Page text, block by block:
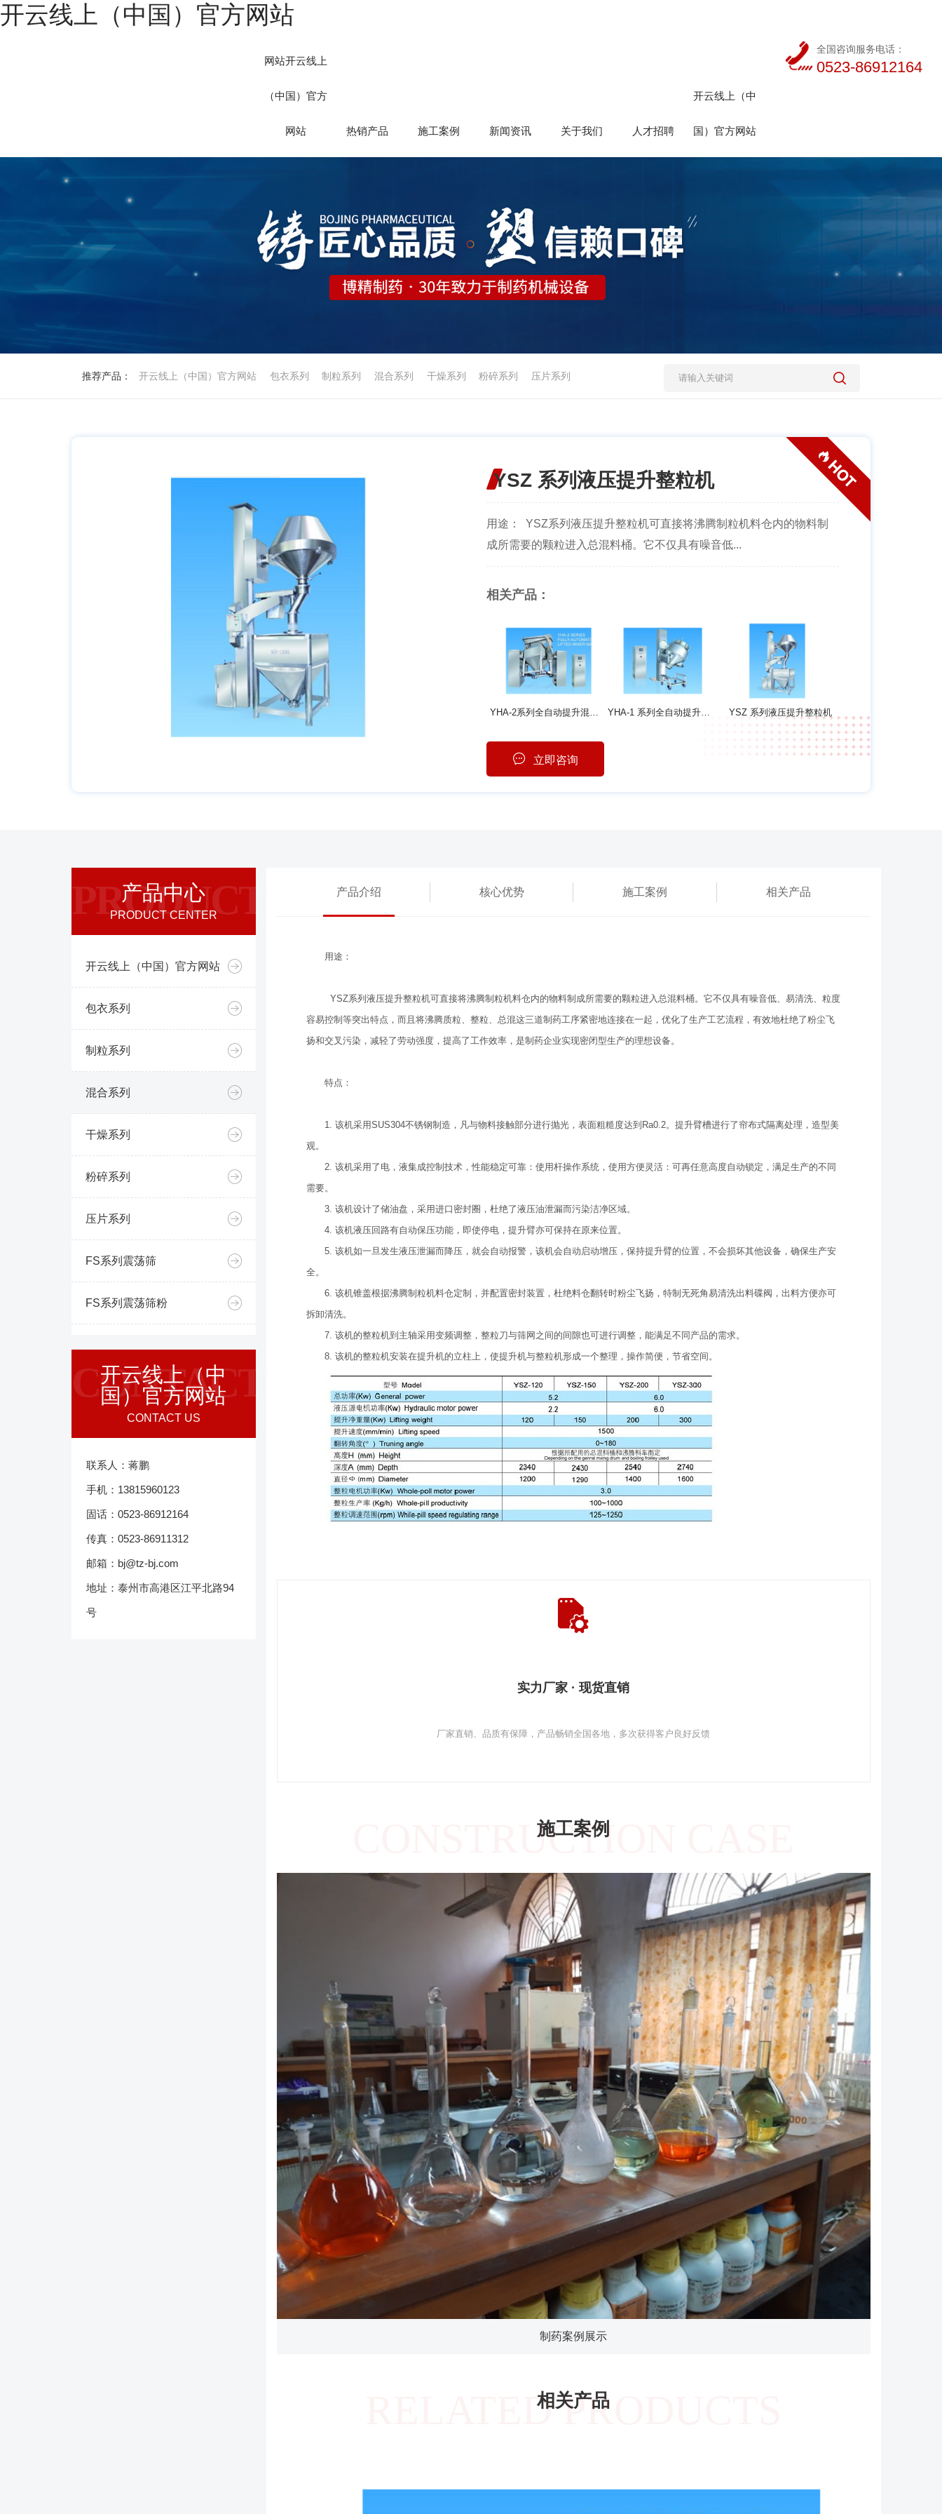
开云线上（中国）官方网站
网站开云线上
（中国）官方
网站 热销产品 施工案例 新闻资讯 关于我们 人才招聘
开云线上（中
国）官方网站
全国咨询服务电话：
0523-86912164
推荐产品： 开云线上（中国）官方网站 包衣系列 制粒系列 混合系列 干燥系列 粉碎系列 压片系列
YSZ 系列液压提升整粒机
用途： YSZ系列液压提升整粒机可直接将沸腾制粒机料仓内的物料制
成所需要的颗粒进入总混料桶。它不仅具有噪音低...
相关产品：
YHA-2系列全自动提升混合机 YHA-1 系列全自动提升混合机 YSZ 系列液压提升整粒机
立即咨询
产品中心
PRODUCT CENTER
PRODUCT
开云线上（中国）官方网站
包衣系列
制粒系列
混合系列
干燥系列
粉碎系列
压片系列
FS系列震荡筛
FS系列震荡筛粉
开云线上（中
国）官方网站
CONTACT US
CONTACT
联系人：蒋鹏
手机：13815960123
固话：0523-86912164
传真：0523-86911312
邮箱：bj@tz-bj.com
地址：泰州市高港区江平北路94
号
产品介绍 核心优势 施工案例 相关产品
用途：
YSZ系列液压提升整粒机可直接将沸腾制粒机料仓内的物料制成所需要的颗粒进入总混料桶。它不仅具有噪音低、易清洗、粒度
容易控制等突出特点，而且将沸腾质粒、整粒、总混这三道制药工序紧密地连接在一起，优化了生产工艺流程，有效地杜绝了粉尘飞
扬和交叉污染，减轻了劳动强度，提高了工作效率，是制药企业实现密闭型生产的理想设备。
特点：
1. 该机采用SUS304不锈钢制造，凡与物料接触部分进行抛光，表面粗糙度达到Ra0.2。提升臂槽进行了帘布式隔离处理，造型美
观。
2. 该机采用了电，液集成控制技术，性能稳定可靠：使用杆操作系统，使用方便灵活：可再任意高度自动锁定，满足生产的不同
需要。
3. 该机设计了储油盘，采用进口密封圈，杜绝了液压油泄漏而污染洁净区域。
4. 该机液压回路有自动保压功能，即使停电，提升臂亦可保持在原来位置。
5. 该机如一旦发生液压泄漏而降压，就会自动报警，该机会自动启动增压，保持提升臂的位置，不会损坏其他设备，确保生产安
全。
6. 该机锥盖根据沸腾制粒机料仓定制，并配置密封装置，杜绝料仓翻转时粉尘飞扬，特制无死角易清洗出料碟阀，出料方便亦可
拆卸清洗。
7. 该机的整粒机到主轴采用变频调整，整粒刀与筛网之间的间隙也可进行调整，能满足不同产品的需求。
8. 该机的整粒机安装在提升机的立柱上，使提升机与整粒机形成一个整理，操作简便，节省空间。
实力厂家 · 现货直销
厂家直销、品质有保障，产品畅销全国各地，多次获得客户良好反馈
施工案例
CONSTRUCTION CASE
制药案例展示
相关产品
RELATED PRODUCTS